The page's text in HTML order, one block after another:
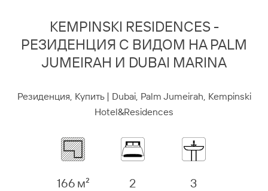
KEMPINSKI RESIDENCES -
РЕЗИДЕНЦИЯ С ВИДОМ НА PALM
JUMEIRAH И DUBAI MARINA
Резиденция, Купить | Dubai, Palm Jumeirah, Kempinski
Hotel&Residences
166 м² 2 3